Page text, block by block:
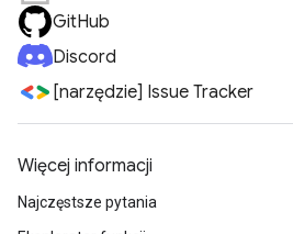
GitHub
Discord
[narzędzie] Issue Tracker
Więcej informacji
Najczęstsze pytania